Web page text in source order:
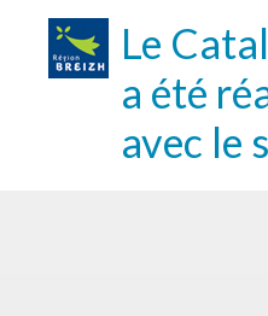
Le
a été
avec le